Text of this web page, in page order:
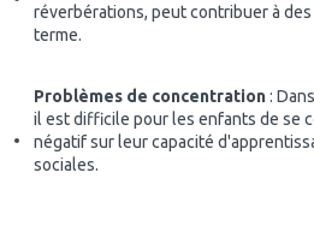
réverbérations, peut contribuer à
terme.
Problèmes de concentration:
il est difficile pour les enfants de se
négatif sur leur capacité
sociales.